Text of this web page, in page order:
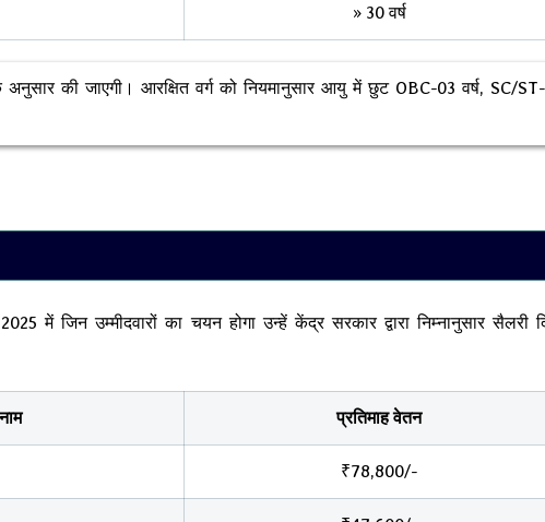
» 30 वर्ष
की जाएगी। आरक्षित वर्ग को नियमानुसार आयु में छुट OBC-03 वर्ष, SC/
में जिन उम्मीदवारों का चयन होगा उन्हें केंद्र सरकार द्वारा निम्नानुसार सैलरी
प्रतिमाह वेतन
₹78,800/-